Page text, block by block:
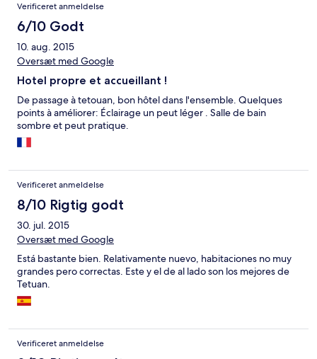
capacitado, nada eficaz, lento, que no parece profesional.
Olores horrorosos a pescadoque parecen venir de una fàbrica
de conservas de sardina, o secadora de pescado, o incineraciòn
de deshechos de las mismas. Muy desagradable. Prestaciones
MUY MEDIOCRES para el precio, nada barato. No
recomendarìa ese hotel. gracias por tomar nota.
Verificeret anmeldelse
6/10 Godt
10. aug. 2015
Oversæt med Google
Hotel propre et accueillant !
De passage à tetouan, bon hôtel dans l'ensemble. Quelques
points à améliorer: Éclairage un peut léger . Salle de bain
sombre et peut pratique.
Verificeret anmeldelse
8/10 Rigtig godt
30. jul. 2015
Oversæt med Google
Está bastante bien. Relativamente nuevo, habitaciones no muy
grandes pero correctas. Este y el de al lado son los mejores de
Tetuan.
Verificeret anmeldelse